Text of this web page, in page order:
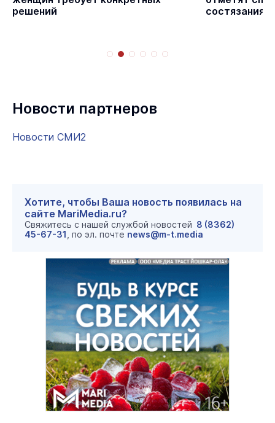
решений
Новости партнеров
Новости СМИ2
Хотите, чтобы Ваша новость появилась на
сайте MariMedia.ru?
Свяжитесь с нашей службой новостей 8 (8362)
45-67-31 , по эл. почте news@m-t.media